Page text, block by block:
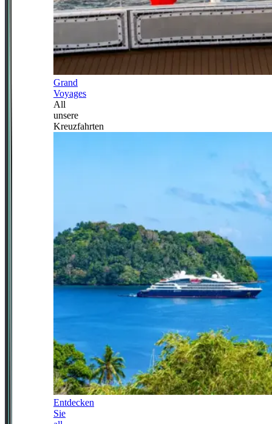
Grand
Voyages
All
unsere
Kreuzfahrten
Entdecken
Sie